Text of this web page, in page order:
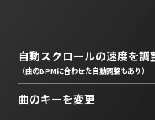
自動スクロールの速度を調
（曲のBPMに合わせた自動調整もあり）
曲のキーを変更